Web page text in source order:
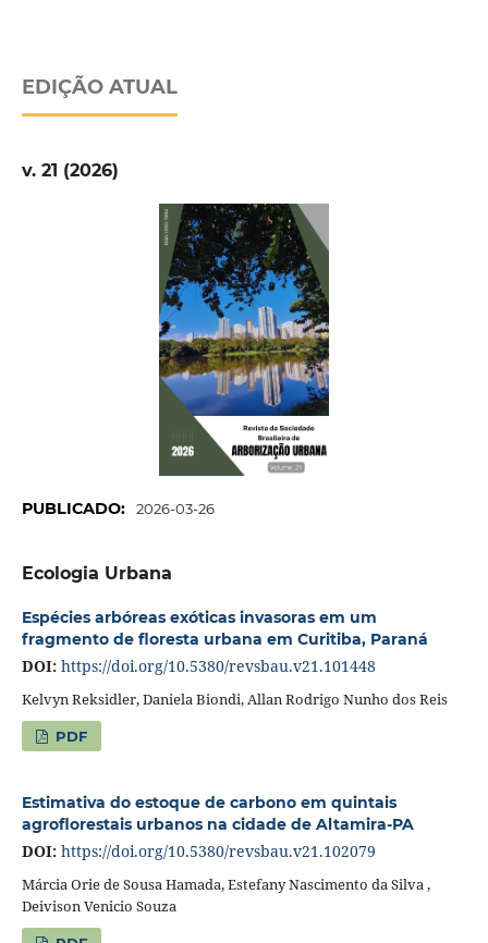
EDIÇÃO ATUAL
v. 21 (2026)
PUBLICADO: 2026-03-26
Ecologia Urbana
Espécies arbóreas exóticas invasoras em um
fragmento de floresta urbana em Curitiba, Paraná
DOI: https://doi.org/10.5380/revsbau.v21.101448
Kelvyn Reksidler, Daniela Biondi, Allan Rodrigo Nunho dos Reis
PDF
Estimativa do estoque de carbono em quintais
agroflorestais urbanos na cidade de Altamira-PA
DOI: https://doi.org/10.5380/revsbau.v21.102079
Márcia Orie de Sousa Hamada, Estefany Nascimento da Silva ,
Deivison Venicio Souza